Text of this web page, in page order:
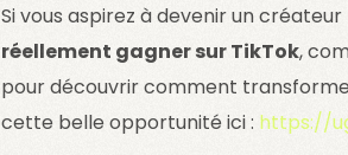
Si vous aspirez à devenir un
réellement gagner sur TikTok,
pour découvrir comment
cette belle opportunité ici : https://